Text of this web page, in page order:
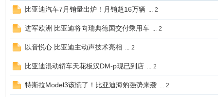
比亚迪汽车7月销量出炉！月销超16万辆 ... 2
进军欧洲 比亚迪将向瑞典德国交付乘用车 ... 2
以音悦心 比亚迪主动声技术亮相 ... 2
比亚迪混动轿车天花板汉DM-p现已到店 ... 2
特斯拉Model3该慌了！比亚迪海豹强势来袭 ... 2